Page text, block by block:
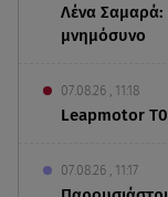
Λένα Σαμαρά:
μνημόσυνο
07.08.26 , 11:18
Leapmotor
07.08.26 , 11:17